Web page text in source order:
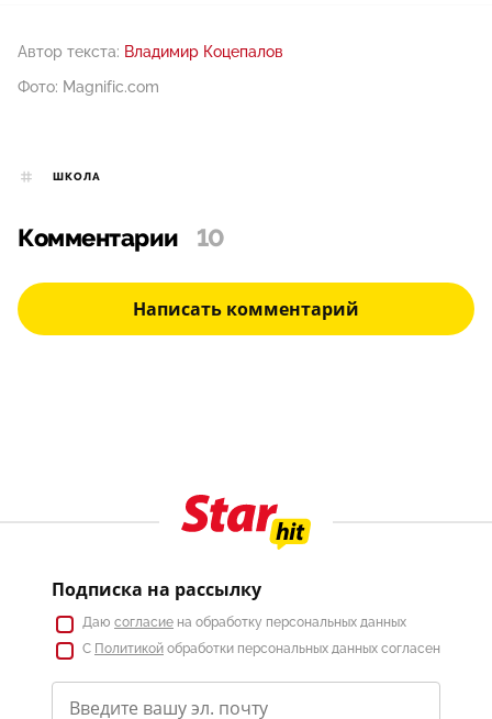
Автор текста: Владимир Коцепалов
Фото: Мagnific.com
ШКОЛА
Комментарии 10
Написать комментарий
Подписка на рассылку
Даю согласие на обработку персональных данных
С Политикой обработки персональных данных согласен